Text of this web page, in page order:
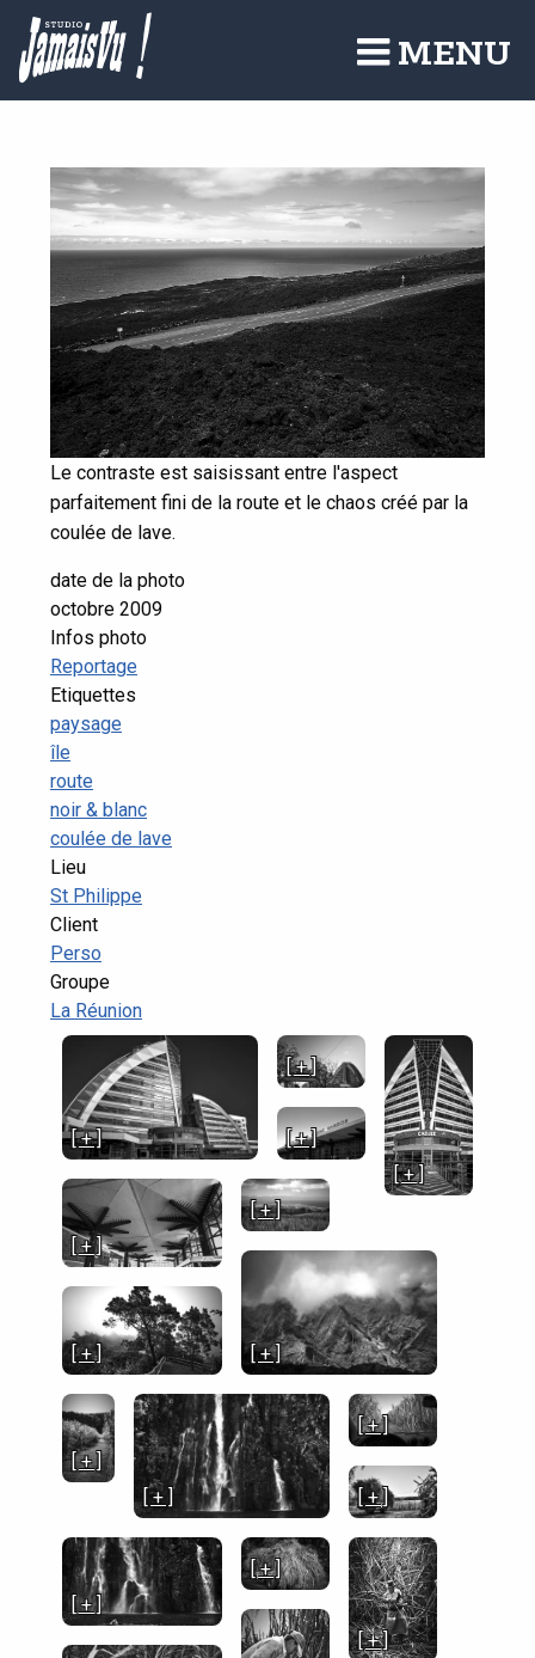
Aller
contenu
principal
MENU
Le contraste est saisissant entre l'aspect
parfaitement fini de la route et le chaos créé par la
coulée de lave.
date de la photo
octobre 2009
Infos photo
Reportage
Etiquettes
paysage
île
route
noir & blanc
coulée de lave
Lieu
St Philippe
Client
Perso
Groupe
La Réunion
[ + ]
[ + ]
[ + ]
[ + ]
[ + ]
[ + ]
[ + ]
[ + ]
[ + ]
[ + ]
[ + ]
[ + ]
[ + ]
[ + ]
[ + ]